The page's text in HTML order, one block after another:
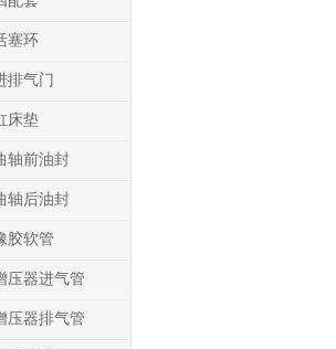
塞环
排气门
床垫
轴前油封
轴后油封
胶软管
压器进气管
压器排气管